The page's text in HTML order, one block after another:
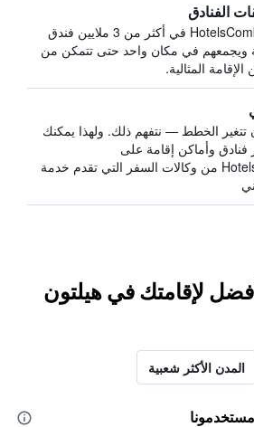
الفنادق
يبحث HotelsCombined في أكثر من 3 ملايين فندق
ويجمعهم في مكان واحد حتى تتمكن من
المثالية.
تتغير الخطط — نتفهم ذلك. ولهذا يمكنك
وأماكن إقامة على
HotelsCombined من وكالات السفر التي تقدم خدمة
لإقامتك في هيلتون
المدن الأكثر شعبية